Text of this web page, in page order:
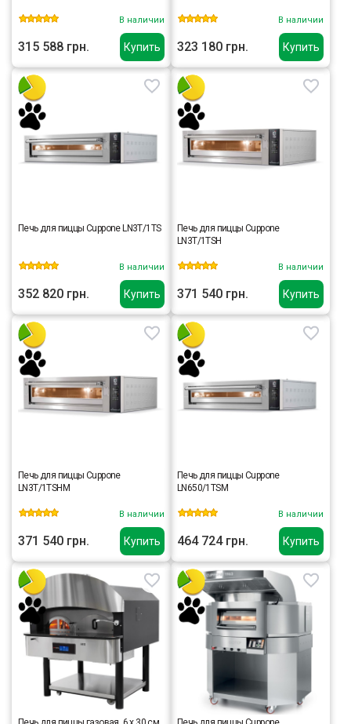
Купить
В наличии
315 588 грн. Купить
В наличии
323 180 грн.
Купить
Печь для пиццы Cuppone LN3T/1TS
В наличии
352 820 грн. Купить
Печь для пиццы Cuppone
LN3T/1TSH
В наличии
371 540 грн.
Купить
Печь для пиццы Cuppone
LN3T/1TSHM
В наличии
371 540 грн. Купить
Печь для пиццы Cuppone
LN650/1TSM
В наличии
464 724 грн.